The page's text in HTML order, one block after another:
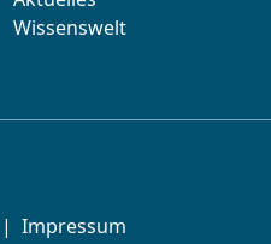
Wissenswelt
| Impressum